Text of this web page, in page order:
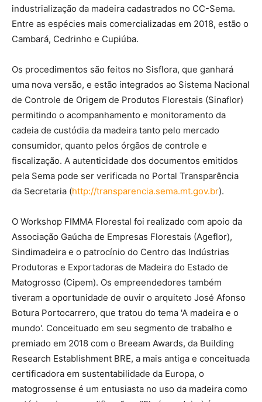
industrialização da madeira cadastrados no CC-Sema.
Entre as espécies mais comercializadas em 2018, estão o
Cambará, Cedrinho e Cupiúba.
Os procedimentos são feitos no Sisflora, que ganhará
uma nova versão, e estão integrados ao Sistema Nacional
de Controle de Origem de Produtos Florestais (Sinaflor)
permitindo o acompanhamento e monitoramento da
cadeia de custódia da madeira tanto pelo mercado
consumidor, quanto pelos órgãos de controle e
fiscalização. A autenticidade dos documentos emitidos
pela Sema pode ser verificada no Portal Transparência
da Secretaria (http://transparencia.sema.mt.gov.br).
O Workshop FIMMA Florestal foi realizado com apoio da
Associação Gaúcha de Empresas Florestais (Ageflor),
Sindimadeira e o patrocínio do Centro das Indústrias
Produtoras e Exportadoras de Madeira do Estado de
Matogrosso (Cipem). Os empreendedores também
tiveram a oportunidade de ouvir o arquiteto José Afonso
Botura Portocarrero, que tratou do tema 'A madeira e o
mundo'. Conceituado em seu segmento de trabalho e
premiado em 2018 com o Breeam Awards, da Building
Research Establishment BRE, a mais antiga e conceituada
certificadora em sustentabilidade da Europa, o
matogrossense é um entusiasta no uso da madeira como